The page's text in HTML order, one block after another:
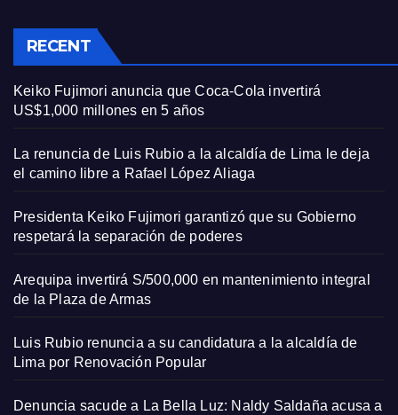
RECENT
Keiko Fujimori anuncia que Coca-Cola invertirá
US$1,000 millones en 5 años
La renuncia de Luis Rubio a la alcaldía de Lima le deja
el camino libre a Rafael López Aliaga
Presidenta Keiko Fujimori garantizó que su Gobierno
respetará la separación de poderes
Arequipa invertirá S/500,000 en mantenimiento integral
de la Plaza de Armas
Luis Rubio renuncia a su candidatura a la alcaldía de
Lima por Renovación Popular
Denuncia sacude a La Bella Luz: Naldy Saldaña acusa a